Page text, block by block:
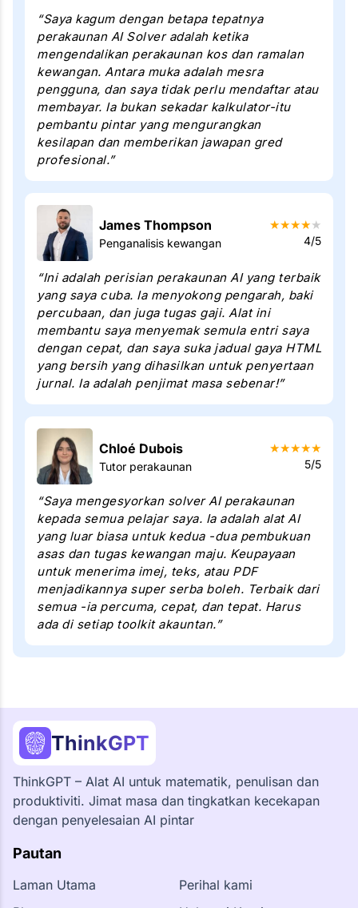
“Saya kagum dengan betapa tepatnya
perakaunan AI Solver adalah ketika
mengendalikan perakaunan kos dan ramalan
kewangan. Antara muka adalah mesra
pengguna, dan saya tidak perlu mendaftar atau
membayar. Ia bukan sekadar kalkulator-itu
pembantu pintar yang mengurangkan
kesilapan dan memberikan jawapan gred
profesional.”
James Thompson
Penganalisis kewangan
★★★★★
4/5
“Ini adalah perisian perakaunan AI yang terbaik
yang saya cuba. Ia menyokong pengarah, baki
percubaan, dan juga tugas gaji. Alat ini
membantu saya menyemak semula entri saya
dengan cepat, dan saya suka jadual gaya HTML
yang bersih yang dihasilkan untuk penyertaan
jurnal. Ia adalah penjimat masa sebenar!”
Chloé Dubois
Tutor perakaunan
★★★★★
5/5
“Saya mengesyorkan solver AI perakaunan
kepada semua pelajar saya. Ia adalah alat AI
yang luar biasa untuk kedua -dua pembukuan
asas dan tugas kewangan maju. Keupayaan
untuk menerima imej, teks, atau PDF
menjadikannya super serba boleh. Terbaik dari
semua -ia percuma, cepat, dan tepat. Harus
ada di setiap toolkit akauntan.”
ThinkGPT
ThinkGPT – Alat AI untuk matematik, penulisan dan
produktiviti. Jimat masa dan tingkatkan kecekapan
dengan penyelesaian AI pintar
Pautan
Laman Utama
Perihal kami